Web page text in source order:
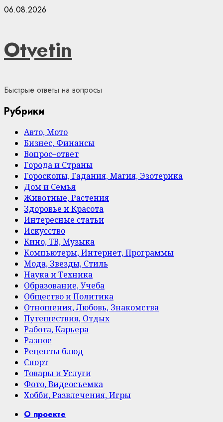
Skip
06.08.2026
Otvetin
Быстрые ответы на вопросы
Рубрики
Авто, Мото
Бизнес, Финансы
Вопрос–ответ
Города и Страны
Гороскопы, Гадания, Магия, Эзотерика
Дом и Семья
Животные, Растения
Здоровье и Красота
Интересные статьи
Искусство
Кино, ТВ, Музыка
Компьютеры, Интернет, Программы
Мода, Звезды, Стиль
Наука и Техника
Образование, Учеба
Общество и Политика
Отношения, Любовь, Знакомства
Путешествия, Отдых
Работа, Карьера
Разное
Рецепты блюд
Спорт
Товары и Услуги
Фото, Видеосъемка
Хобби, Развлечения, Игры
PrimaryО проекте